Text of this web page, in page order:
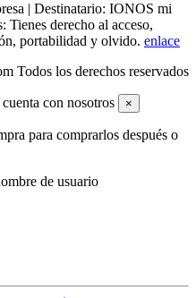
| Destinatario: IONOS mi
Tienes derecho al acceso,
portabilidad y olvido. enlace
Todos los derechos reservados
con nosotros ×
para comprarlos después o
de usuario